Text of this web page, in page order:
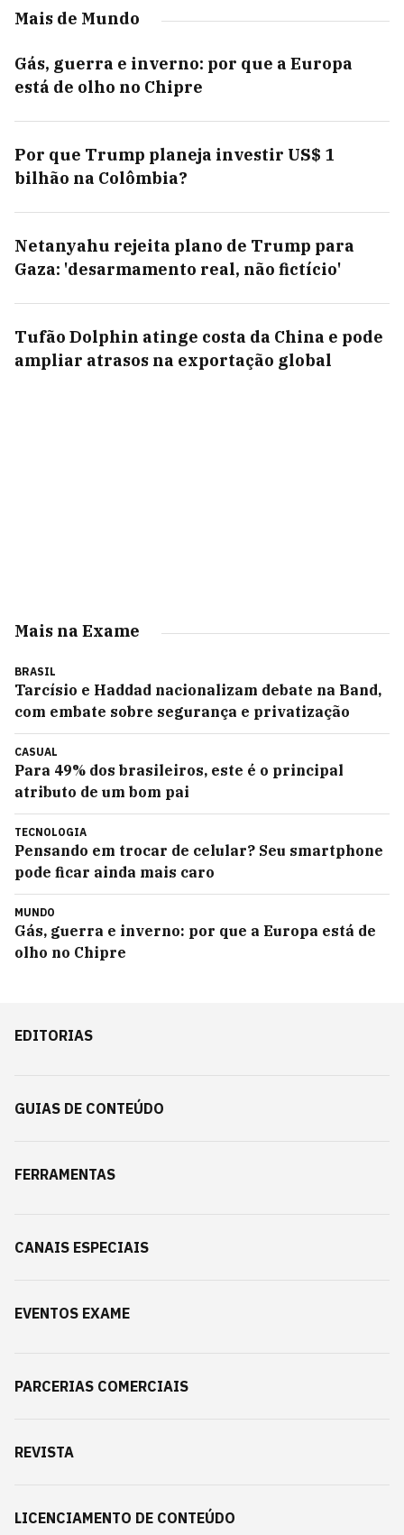
Mais de Mundo
Gás, guerra e inverno: por que a Europa
está de olho no Chipre
Por que Trump planeja investir US$ 1
bilhão na Colômbia?
Netanyahu rejeita plano de Trump para
Gaza: 'desarmamento real, não fictício'
Tufão Dolphin atinge costa da China e pode
ampliar atrasos na exportação global
Mais na Exame
BRASIL
Tarcísio e Haddad nacionalizam debate na Band,
com embate sobre segurança e privatização
CASUAL
Para 49% dos brasileiros, este é o principal
atributo de um bom pai
TECNOLOGIA
Pensando em trocar de celular? Seu smartphone
pode ficar ainda mais caro
MUNDO
Gás, guerra e inverno: por que a Europa está de
olho no Chipre
EDITORIAS
GUIAS DE CONTEÚDO
FERRAMENTAS
CANAIS ESPECIAIS
EVENTOS EXAME
PARCERIAS COMERCIAIS
REVISTA
LICENCIAMENTO DE CONTEÚDO